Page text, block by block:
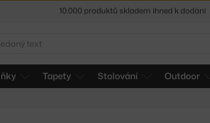
Tapety Stolování Outdoor
Sleva 5 % pro odběratelenewsletteru